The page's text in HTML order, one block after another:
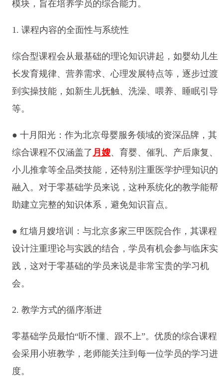
模块，旨在培养学员的综合能力。
1. 课程内容的全面性与系统性
综合型课程会从最基础的理论知识讲起，如婴幼儿生
长发育规律、营养需求、心理发展特点等，逐步过渡
到实操技能，如新生儿抚触、洗澡、喂养、睡眠引导
等。
● 十月阳光：作为北京母婴服务领域的资深品牌，其
综合课程不仅涵盖了 月嫂、育婴、催乳、产后康复、
小儿推拿等全品类技能，还特别注重医学护理知识的
融入。对于零基础学员来说，这种系统化的教学能帮
助建立完整的知识体系，避免知识盲点。
● 红墙月嫂培训：与北京多家三甲医院合作，其课程
设计注重理论与实践的结合，学员有机会参与临床实
践，这对于零基础的学员来说是非常宝贵的学习机
会。
2. 教学方式的循序渐进
零基础学员最怕“听不懂、跟不上”。优质的综合课程
会采用小班教学，老师能关注到每一位学员的学习进
度。